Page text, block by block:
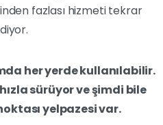
fazlası hizmeti tekrar
her yerde kullanılabilir.
sürüyor ve şimdi bile
yelpazesi var.